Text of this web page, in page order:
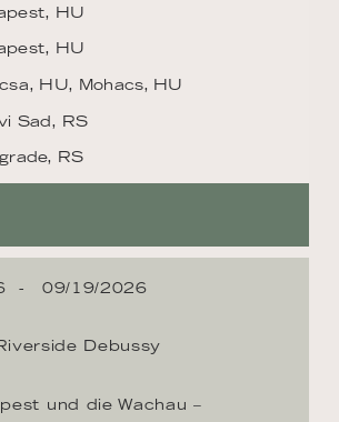
HU
HU
HU, Mohacs, HU
Sad, RS
RS
09/19/2026
Debussy
und die Wachau –